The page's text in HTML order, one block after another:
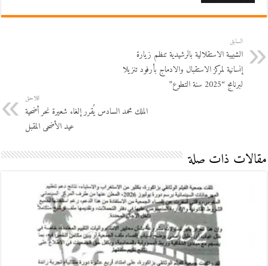
السابق
الشبيبة الاستقلالية بالرشيدية تنظم زيارة
إنسانية لمركز الاستقبال والادماج بأرفود تنزيلا
لبرنامج “2025 سنة التطوع”
اللاحق
الملك محمد السادس يُقرر إلغاء شعيرة نحر أضحية
عيد الأضحى المقبل
مقالات ذات صلة